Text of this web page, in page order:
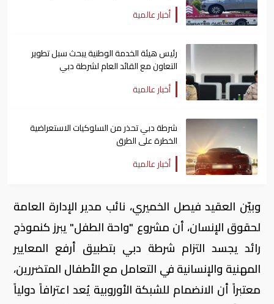
أخبار عالمية
رئيس هيئة الخدمة الوطنية يبحث سبل تطوير
التعاون مع القائد العام لشرطة دبي
أخبار عالمية
شرطة دبي تحذر من السلوكيات الاستعراضية
الخطرة على الطرق
أخبار عالمية
وبيّن العقيد فيصل الخميري، نائب مدير الإدارة العامة
لحقوق الإنسان، أن مشروع "واحة الطفل" يبرز كنموذج
رائد يجسد التزام شرطة دبي بتطبيق أرفع المعايير
المهنية والإنسانية في التعامل مع الأطفال المتضررين،
معتبراً أن الانضمام للشبكة الأوروبية يُعد اعترافاً دولياً